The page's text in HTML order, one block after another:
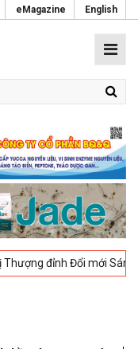
eMagazine English
đỉnh Đổi mới Sáng tạo